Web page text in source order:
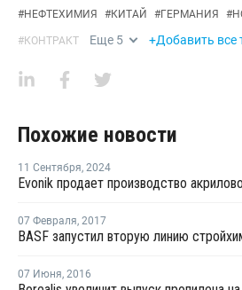
#НЕФТЕХИМИЯ #КИТАЙ #ГЕРМАНИЯ #
#КОНТРАКТ Еще 5 +Добавить все
Похожие новости
11 Сентября, 2024
07 Февраля, 2017
BASF запустил вторую линию
07 Июня, 2016